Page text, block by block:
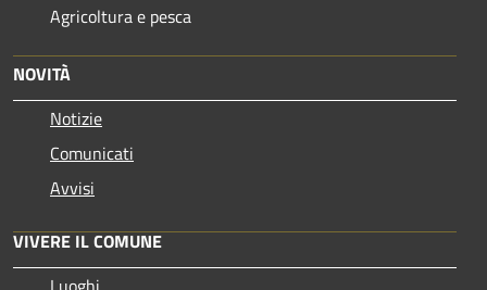
Agricoltura e pesca
NOVITÀ
Notizie
Comunicati
Avvisi
VIVERE IL COMUNE